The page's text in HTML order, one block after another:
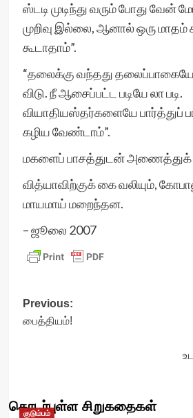
ஸ்டடி முடிந்து வரும் போது வேன்
முறிவு இல்லை, ஆனால் ஒரு
கூடாதாம்”.
“தலைக்கு வந்தது
விடு. நீ ஆசைப்பட்ட படியே லா படி.
வியாதியஸ்தர்களையே பார்த்துப்
கழிய வேண்டாம்”.
மகளைப் பாசத்துடன்
வித்யாவிற்குக் கை வலியும்,
மாயமாய் மறைந்தன.
– ஜூலை 2007
Post
navigation
Previous:
பைத்தியம்!
தொடர்புள்ள சிறுகதைகள்
குடும்பம்